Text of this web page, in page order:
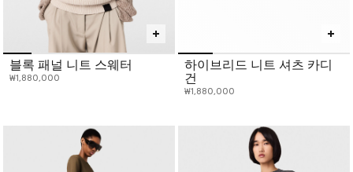
블록 패널 니트 스웨터
₩1,880,000
하이브리드 니트 셔츠 카디
건
₩1,880,000